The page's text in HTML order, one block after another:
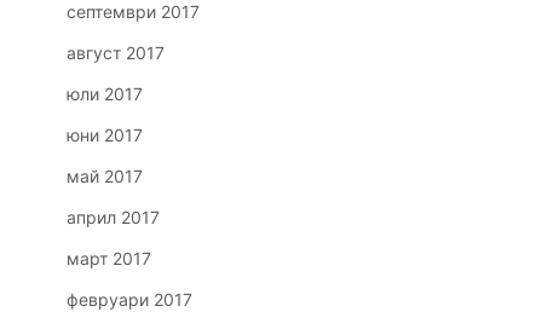
септември 2017
август 2017
юли 2017
юни 2017
май 2017
април 2017
март 2017
февруари 2017